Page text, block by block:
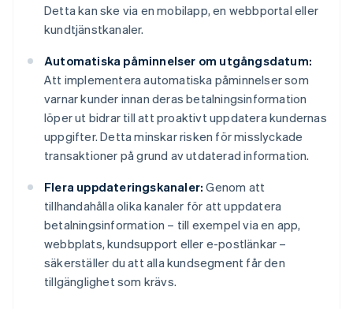
Detta kan ske via en mobilapp, en webbportal eller
kundtjänstkanaler.
Automatiska påminnelser om utgångsdatum:
Att implementera automatiska påminnelser som
varnar kunder innan deras betalningsinformation
löper ut bidrar till att proaktivt uppdatera kundernas
uppgifter. Detta minskar risken för misslyckade
transaktioner på grund av utdaterad information.
Flera uppdateringskanaler: Genom att
tillhandahålla olika kanaler för att uppdatera
betalningsinformation – till exempel via en app,
webbplats, kundsupport eller e-postlänkar –
säkerställer du att alla kundsegment får den
tillgänglighet som krävs.